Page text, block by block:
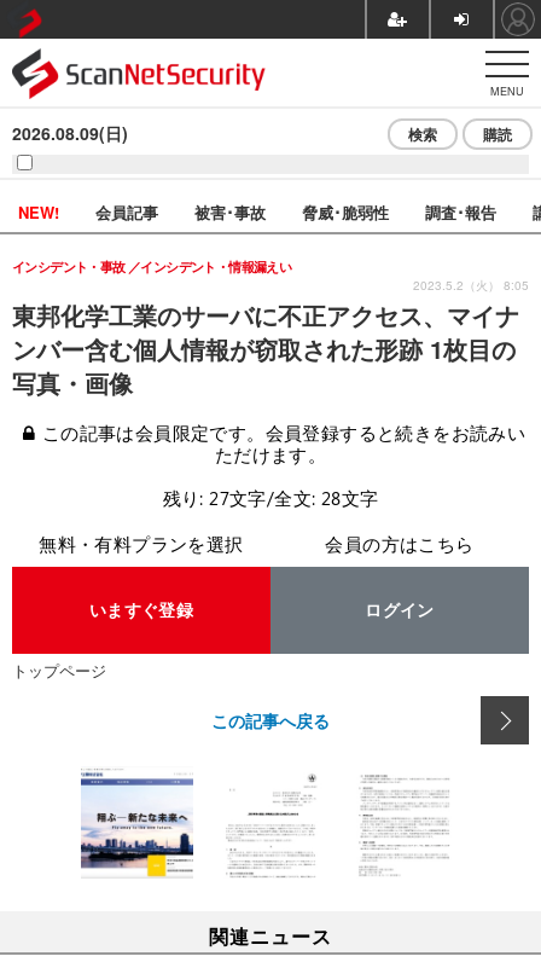
MENU
2026.08.09(日) 検索 購読
NEW! 会員記事 被害･事故 脅威･脆弱性 調査･報告
東邦化学工業のサーバに不正アクセス、マイナ
ンバー含む個人情報が窃取された形跡 1枚目の
写真・画像
インシデント・事故 インシデント・情報漏えい
2023.5.2（火） 8:05
この記事は会員限定です。会員登録すると続きをお読みい
ただけます。
残り: 27文字/全文: 28文字
無料・有料プランを選択
いますぐ登録
会員の方はこちら
ログイン
トップページ
この記事へ戻る
関連ニュース